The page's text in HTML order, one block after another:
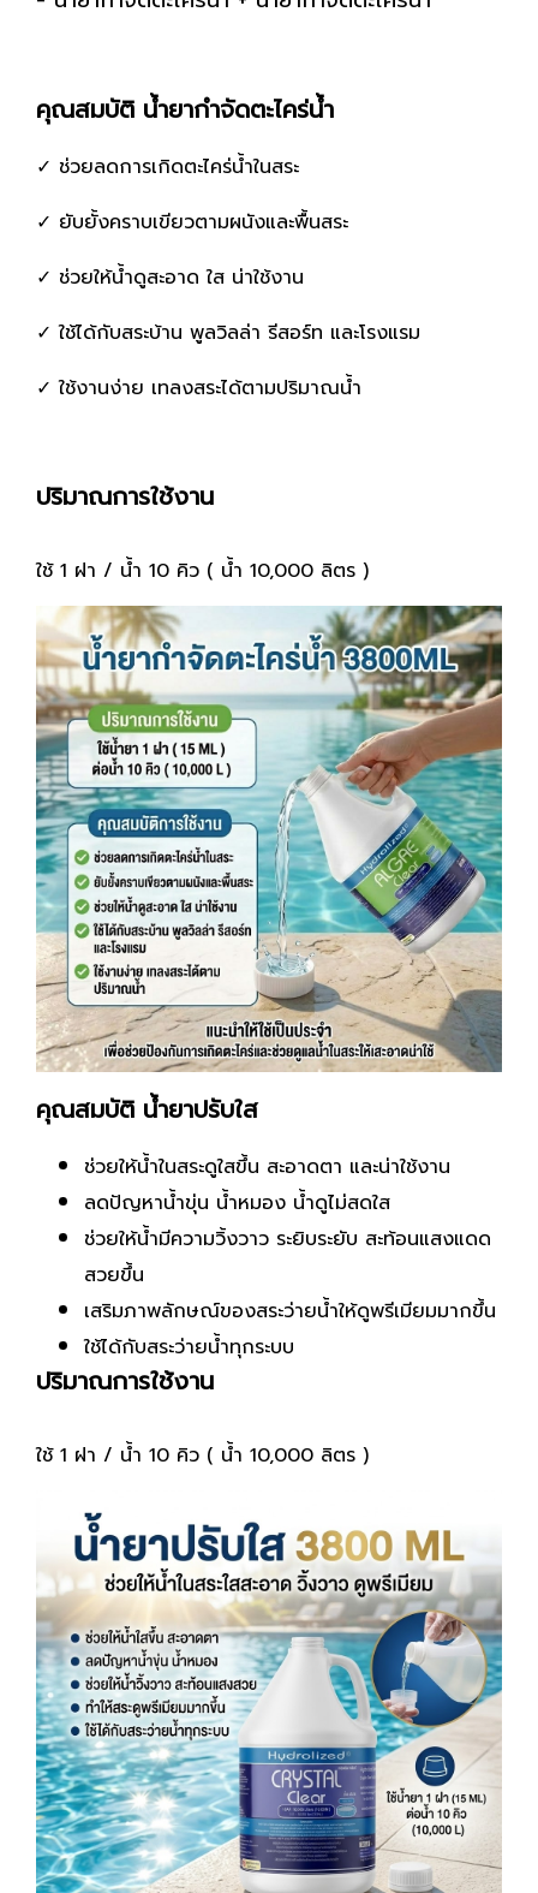
คุณสมบัติ น้ำยากำจัดตะไคร่น้ำ
✓ ช่วยลดการเกิดตะไคร่น้ำในสระ
✓ ยับยั้งคราบเขียวตามผนังและพื้นสระ
✓ ช่วยให้น้ำดูสะอาด ใส น่าใช้งาน
✓ ใช้ได้กับสระบ้าน พูลวิลล่า รีสอร์ท และโรงแรม
✓ ใช้งานง่าย เทลงสระได้ตามปริมาณน้ำ
ปริมาณการใช้งาน
ใช้ 1 ฝา / น้ำ 10 คิว ( น้ำ 10,000 ลิตร )
คุณสมบัติ น้ำยาปรับใส
ช่วยให้น้ำในสระดูใสขึ้น สะอาดตา และน่าใช้งาน
ลดปัญหาน้ำขุ่น น้ำหมอง น้ำดูไม่สดใส
ช่วยให้น้ำมีความวิ้งวาว ระยิบระยับ สะท้อนแสงแดด
สวยขึ้น
เสริมภาพลักษณ์ของสระว่ายน้ำให้ดูพรีเมียมมากขึ้น
ใช้ได้กับสระว่ายน้ำทุกระบบ
ปริมาณการใช้งาน
ใช้ 1 ฝา / น้ำ 10 คิว ( น้ำ 10,000 ลิตร )